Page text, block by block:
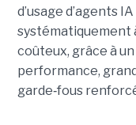
d’usage d’agents
systématiquement
coûteux, grâce à
performance,
garde‑fous